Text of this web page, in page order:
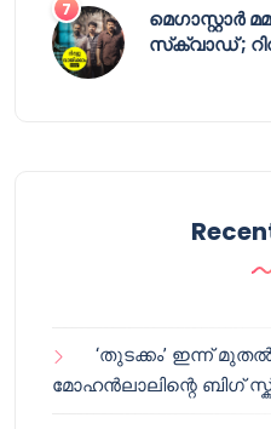
മെഗാസ്റ്റാർ
സ്‌ക്വാഡ് ;
‘തുടക്കം’ ഇന്ന്
മോഹൻലാലിന്റെ ബിഗ്